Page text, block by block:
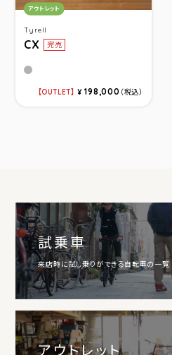
Tyrell
CX 完売
カテゴリ：
アウトレット
ライトグレーマット
OUTLET ¥198,000 （税込）
試乗車
来店時に試し乗りができる自転車の一覧
アウトレット